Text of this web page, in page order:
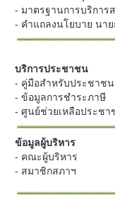
- มาตรฐานการบริการ
- คำแถลงนโยบาย นา
บริการประชาชน
- คู่มือสำหรับประชาชน
- ข้อมูลการชำระภาษี
- ศูนย์ช่วยเหลือประช
ข้อมูลผู้บริหาร
- คณะผู้บริหาร
- สมาชิกสภาฯ